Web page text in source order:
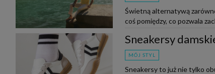
Świetną alternatywą
coś pomiędzy, co pozwala
Sneakersy
MÓJ STYL
Sneakersy to już nie tylko